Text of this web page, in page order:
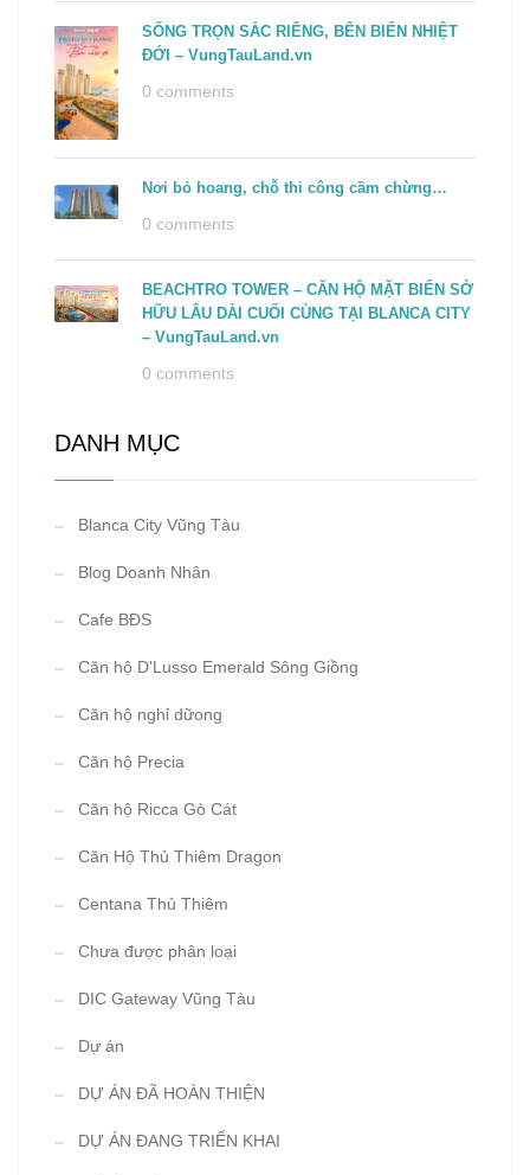
SỐNG TRỌN SẮC RIÊNG, BÊN BIỂN NHIỆT
ĐỚI – VungTauLand.vn
0 comments
Nơi bỏ hoang, chỗ thi công cầm chừng…
0 comments
BEACHTRO TOWER – CĂN HỘ MẶT BIỂN SỞ
HỮU LÂU DÀI CUỐI CÙNG TẠI BLANCA CITY
– VungTauLand.vn
0 comments
DANH MỤC
Blanca City Vũng Tàu
Blog Doanh Nhân
Cafe BĐS
Căn hộ D'Lusso Emerald Sông Giồng
Căn hộ nghỉ dữong
Căn hộ Precia
Căn hộ Ricca Gò Cát
Căn Hộ Thủ Thiêm Dragon
Centana Thủ Thiêm
Chưa được phân loại
DIC Gateway Vũng Tàu
Dự án
DỰ ÁN ĐÃ HOÀN THIỆN
DỰ ÁN ĐANG TRIỂN KHAI